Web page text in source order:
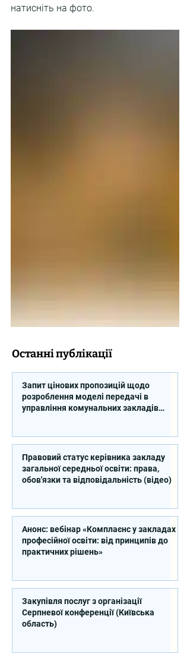
натисніть на фото.
Останні публікації
Запит цінових пропозицій щодо
розроблення моделі передачі в
управління комунальних закладів
Правовий статус керівника закладу
загальної середньої освіти: права,
обов'язки та відповідальність (відео)
Анонс: вебінар «Комплаєнс у закладах
професійної освіти: від принципів до
практичних рішень»
Закупівля послуг з організації
Серпневої конференції (Київська
область)